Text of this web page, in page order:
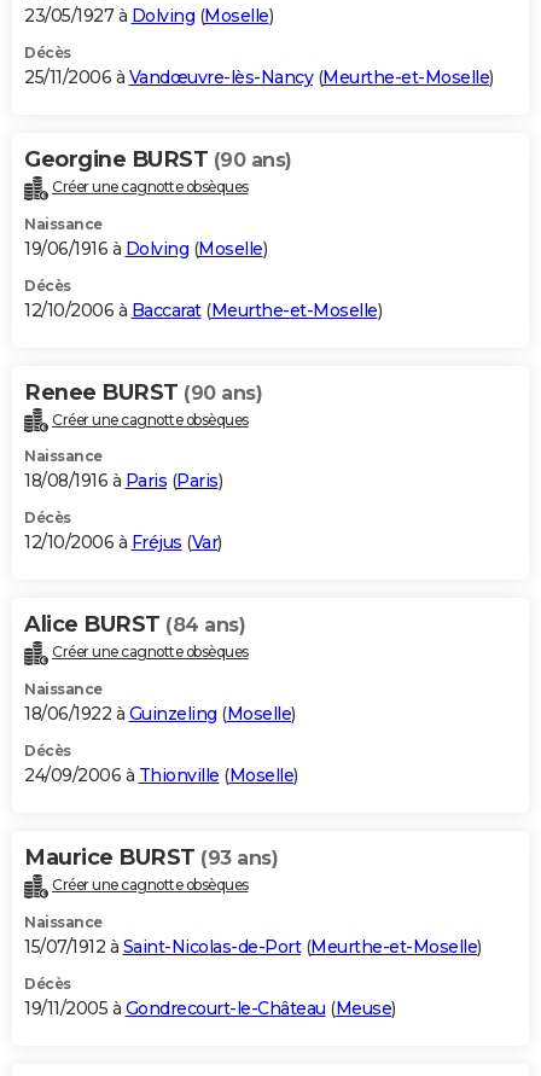
23/05/1927 à Dolving (Moselle)
Décès
25/11/2006 à Vandœuvre-lès-Nancy(Meurthe-et-Moselle)
Georgine BURST (90 ans)
Créer une cagnotte obsèques
Naissance
19/06/1916 à Dolving (Moselle)
Décès
12/10/2006 à Baccarat(Meurthe-et-Moselle)
Renee BURST (90 ans)
Créer une cagnotte obsèques
Naissance
18/08/1916 à Paris (Paris)
Décès
12/10/2006 à Fréjus (Var)
Alice BURST (84 ans)
Créer une cagnotte obsèques
Naissance
18/06/1922 à Guinzeling (Moselle)
Décès
24/09/2006 à Thionville (Moselle)
Maurice BURST (93 ans)
Créer une cagnotte obsèques
Naissance
15/07/1912 à Saint-Nicolas-de-Port(Meurthe-et-Moselle)
Décès
19/11/2005 à Gondrecourt-le-Château (Meuse)